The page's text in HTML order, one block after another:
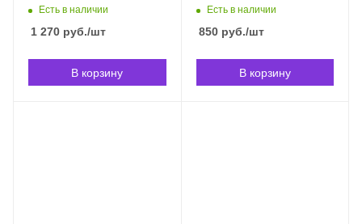
Владивостоке
Есть в наличии
1 270 руб./шт
В корзину
Moge S1-Moge в
Есть в наличии
850руб./шт
В корзину